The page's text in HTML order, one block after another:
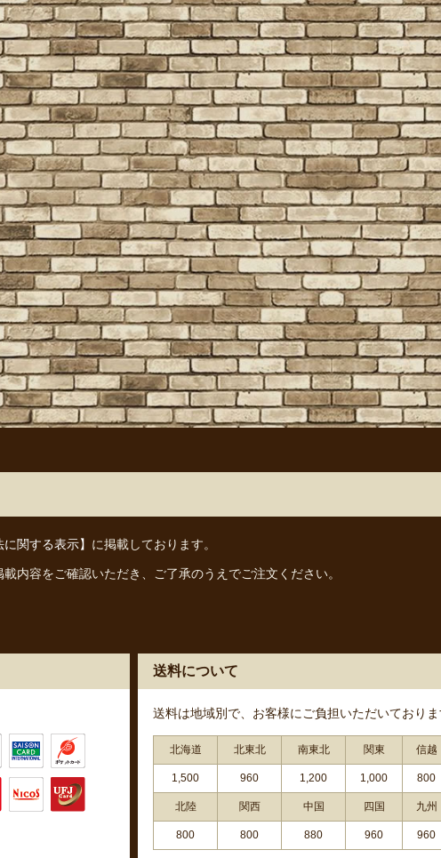
に関する表示】 に掲載しております。
内容をご確認いただき、ご了承のうえでご注文ください。
送料について
送料は地域別で、お客様にご負担いただいておりま
北海道 北東北 南東北 関東 信越
1,500 960 1,200 1,000 800
北陸 関西 中国 四国 九州
800 800 880 960 960